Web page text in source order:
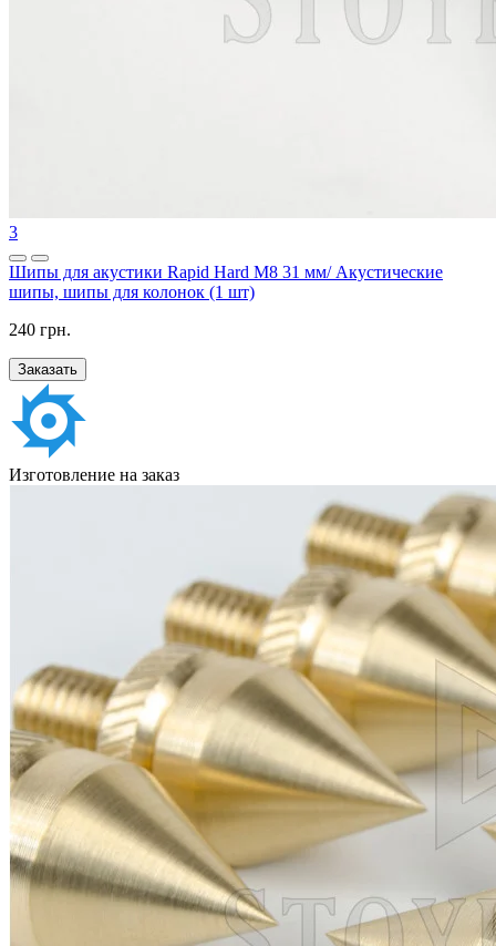
3
Шипы для акустики Rapid Hard M8 31 мм/ Акустические
шипы, шипы для колонок (1 шт)
240 грн.
Заказать
Изготовление на заказ